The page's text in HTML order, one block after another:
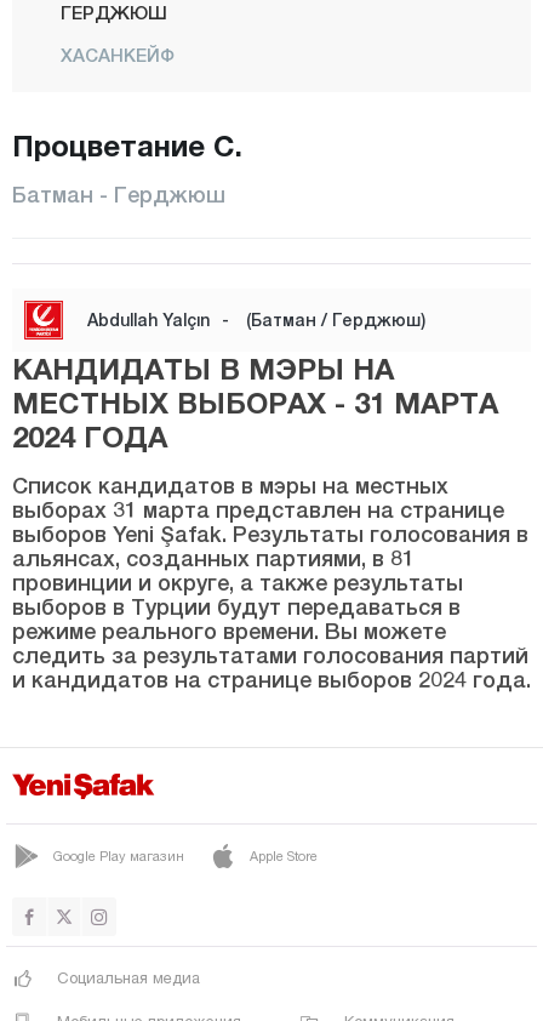
ГЕРДЖЮШ
ХАСАНКЕЙФ
КАЯПЫНАР
КОЗЛУК
САСОН
Юджебаг
Биледжик
Бингёль
Битлис
Болу
Бурдур
Бурса
Чанаккале
Чанкыры
Денизли
Диярбакыр
Дюздже
Эдирне
Элязыг
Эрзинджан
Процветание С.
Батман - Герджюш
Abdullah Yalçın - (Батман / Герджюш)
КАНДИДАТЫ В МЭРЫ НА
МЕСТНЫХ ВЫБОРАХ - 31 МАРТА
2024 ГОДА
Список кандидатов в мэры на местных
выборах 31 марта представлен на странице
выборов Yeni Şafak. Результаты голосования в
альянсах, созданных партиями, в 81
провинции и округе, а также результаты
выборов в Турции будут передаваться в
режиме реального времени. Вы можете
следить за результатами голосования партий
и кандидатов на странице выборов 2024 года.
Google Play магазин Apple Store
Социальная медиа